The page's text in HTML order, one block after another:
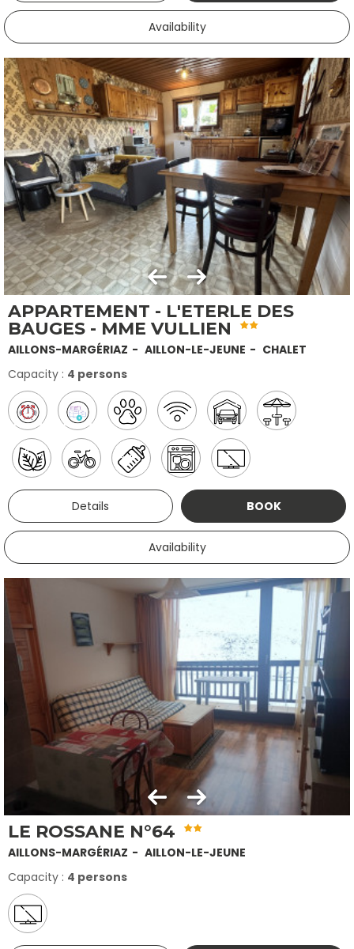
Availability
APPARTEMENT - L'ETERLE DES
BAUGES - MME VULLIEN
AILLONS-MARGÉRIAZ AILLON-LE-JEUNE
CHALET
Capacity : 4 persons
Details BOOK
Availability
LE ROSSANE N°64
AILLONS-MARGÉRIAZ
AILLON-LE-JEUNE
Capacity : 4 persons